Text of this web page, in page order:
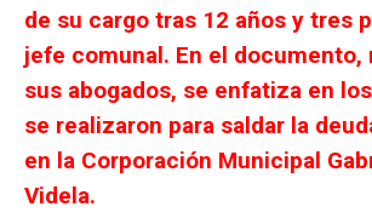
de su cargo tras 12 años y tres
jefe comunal. En el documento,
sus abogados, se enfatiza en
se realizaron para saldar la
en la Corporación Municipal
Videla.